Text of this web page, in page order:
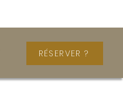
RÉSERVER ?